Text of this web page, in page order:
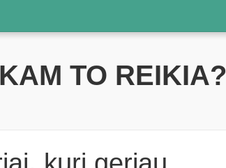
KAM TO REIKIA?